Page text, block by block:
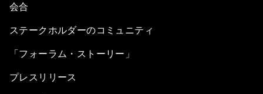
会合
ステークホルダーのコミュニティ
「フォーラム・ストーリー」
プレスリリース